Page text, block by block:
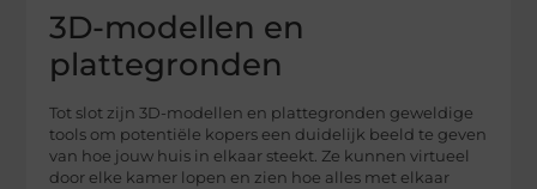
3D-modellen en
plattegronden
Tot slot zijn 3D-modellen en plattegronden geweldige
tools om potentiële kopers een duidelijk beeld te geven
van hoe jouw huis in elkaar steekt. Ze kunnen virtueel
door elke kamer lopen en zien hoe alles met elkaar